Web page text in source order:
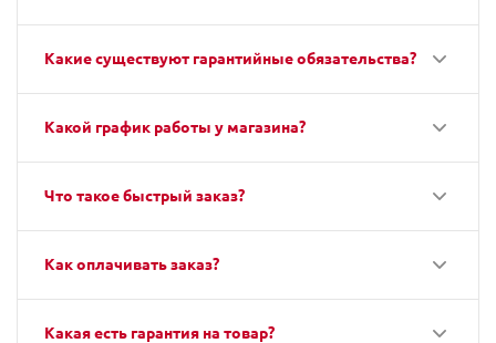
Какие существуют гарантийные обязательства?
Какой график работы у магазина?
Что такое быстрый заказ?
Как оплачивать заказ?
Какая есть гарантия на товар?